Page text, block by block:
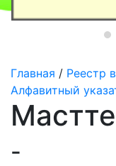
Главная / Реестр
Алфавитный
-